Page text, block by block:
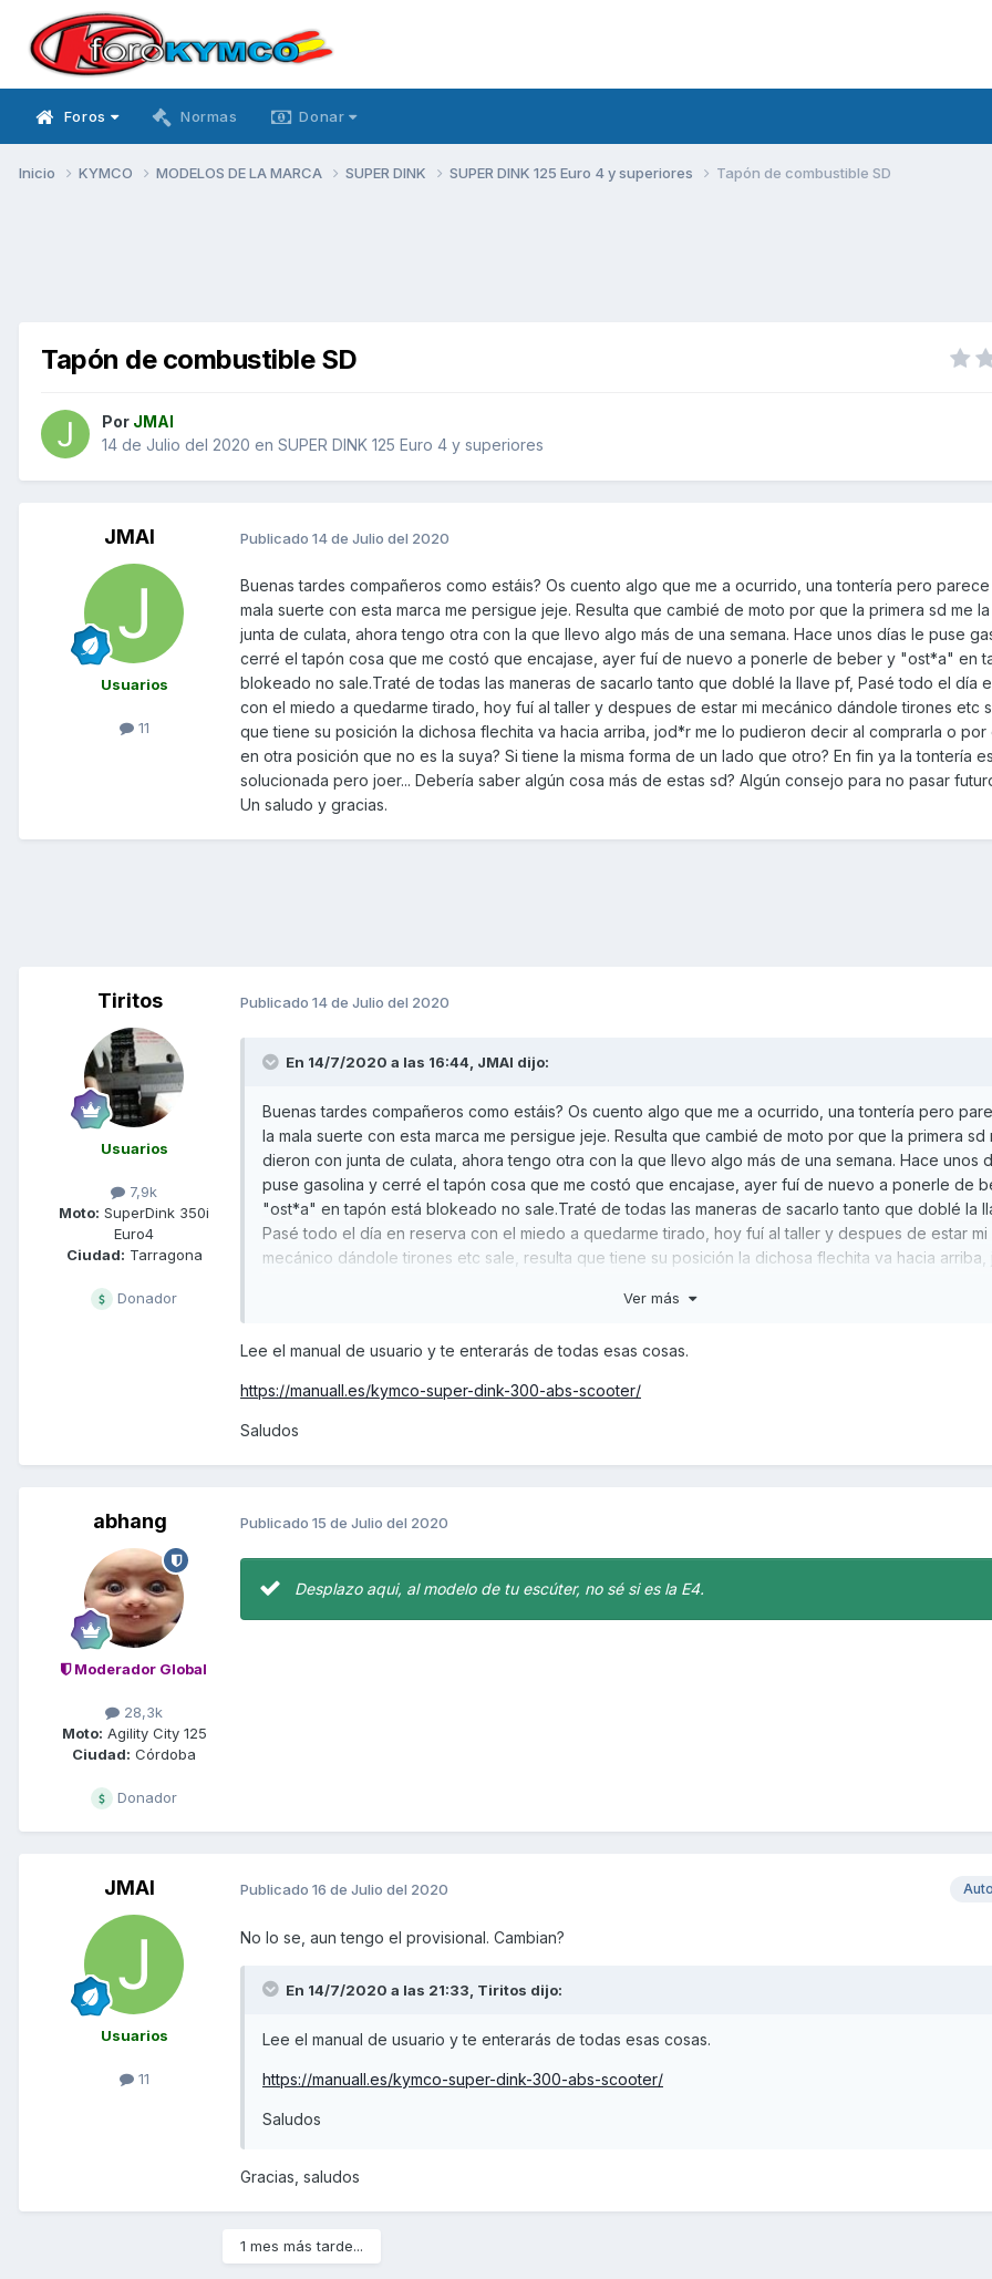
Foros Normas Donar
Inicio KYMCO MODELOS DE LA MARCA SUPER DINK SUPER DINK 125 Euro 4 y superiores Tapón de combustible SD
Tapón de combustible SD
Por JMAI
14 de Julio del 2020 en SUPER DINK 125 Euro 4 y superiores
JMAI
Usuarios
11
Publicado 14 de Julio del 2020
Buenas tardes compañeros como estáis? Os cuento algo que me a ocurrido, una tontería pero
mala suerte con esta marca me persigue jeje. Resulta que cambié de moto por que la primera sd me
junta de culata, ahora tengo otra con la que llevo algo más de una semana. Hace unos días le puse
cerré el tapón cosa que me costó que encajase, ayer fuí de nuevo a ponerle de beber y "ost*a" en
blokeado no sale.Traté de todas las maneras de sacarlo tanto que doblé la llave pf, Pasé todo el día
con el miedo a quedarme tirado, hoy fuí al taller y despues de estar mi mecánico dándole tirones etc
que tiene su posición la dichosa flechita va hacia arriba, jod*r me lo pudieron decir al comprarla o por
en otra posición que no es la suya? Si tiene la misma forma de un lado que otro? En fin ya la tontería
solucionada pero joer... Debería saber algún cosa más de estas sd? Algún consejo para no pasar
Un saludo y gracias.
Tiritos
Usuarios
7,9k
Moto: SuperDink 350i
Euro4
Ciudad: Tarragona
Donador
Publicado 14 de Julio del 2020
En 14/7/2020 a las 16:44, JMAI dijo:
Buenas tardes compañeros como estáis? Os cuento algo que me a ocurrido, una tontería pero
la mala suerte con esta marca me persigue jeje. Resulta que cambié de moto por que la primera sd
dieron con junta de culata, ahora tengo otra con la que llevo algo más de una semana. Hace unos
puse gasolina y cerré el tapón cosa que me costó que encajase, ayer fuí de nuevo a ponerle de
"ost*a" en tapón está blokeado no sale.Traté de todas las maneras de sacarlo tanto que doblé la
Pasé todo el día en reserva con el miedo a quedarme tirado, hoy fuí al taller y despues de estar mi
mecánico dándole tirones etc sale, resulta que tiene su posición la dichosa flechita va hacia arriba,
de un lado que otro? En fin ya la tontería está solucionada pero joer... Debería saber algún cosa
Ver más
Lee el manual de usuario y te enterarás de todas esas cosas.
https://manuall.es/kymco-super-dink-300-abs-scooter/
Saludos
abhang
Moderador Global
28,3k
Moto: Agility City 125
Ciudad: Córdoba
Donador
Publicado 15 de Julio del 2020
Desplazo aqui, al modelo de tu escúter, no sé si es la E4.
JMAI
Usuarios
11
Publicado 16 de Julio del 2020
No lo se, aun tengo el provisional. Cambian?
En 14/7/2020 a las 21:33, Tiritos dijo:
Lee el manual de usuario y te enterarás de todas esas cosas.
https://manuall.es/kymco-super-dink-300-abs-scooter/
Saludos
Gracias, saludos
1 mes más tarde...